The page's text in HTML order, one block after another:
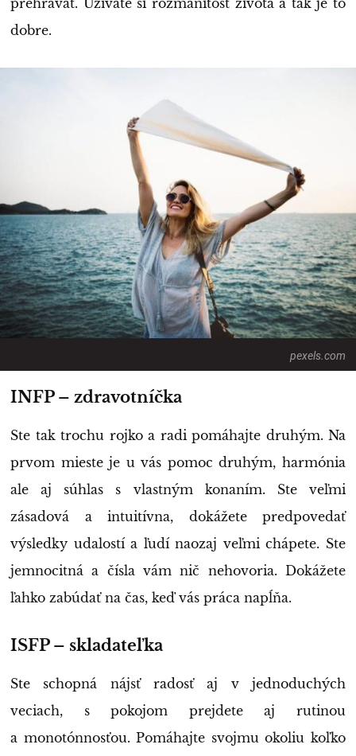
prehrávať. Užívate si rozmanitosť života a tak je to
dobre.
pexels.com
INFP – zdravotníčka
Ste tak trochu rojko a radi pomáhajte druhým. Na
prvom mieste je u vás pomoc druhým, harmónia
ale aj súhlas s vlastným konaním. Ste veľmi
zásadová a intuitívna, dokážete predpovedať
výsledky udalostí a ľudí naozaj veľmi chápete. Ste
jemnocitná a čísla vám nič nehovoria. Dokážete
ľahko zabúdať na čas, keď vás práca napĺňa.
ISFP – skladateľka
Ste schopná nájsť radosť aj v jednoduchých
veciach, s pokojom prejdete aj rutinou
a monotónnosťou. Pomáhajte svojmu okoliu koľko